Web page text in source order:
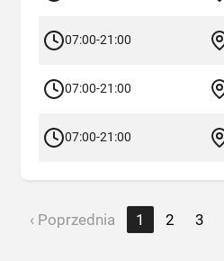
07:00-21:00
07:00-21:00
07:00-21:00
‹ Poprzednia 1 2 3